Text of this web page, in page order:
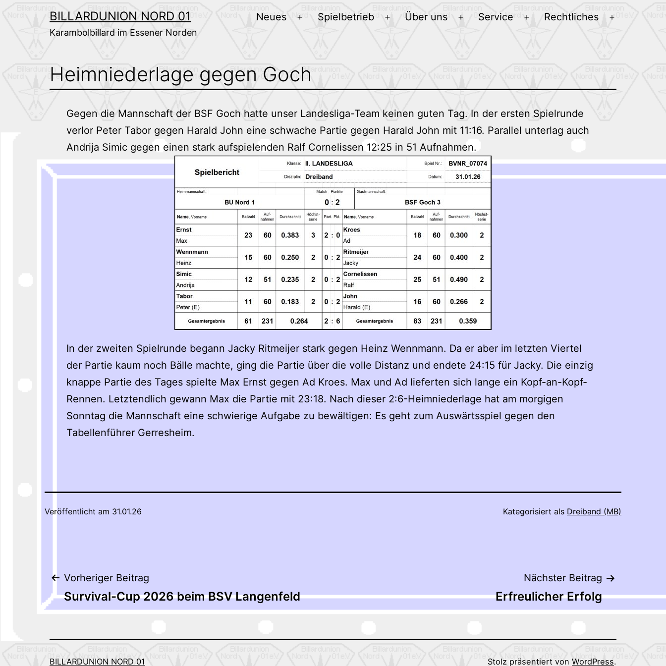
BILLARDUNION NORD 01
Karambolbillard im Essener Norden
Neues
Menü
Spielbetrieb
Menü
Über uns
Menü
Service
Menü
Rechtliches
Heimniederlage gegen Goch
Gegen die Mannschaft der BSF Goch hatte unser Landesliga-Team keinen guten Tag. In der ersten Spielrunde
verlor Peter Tabor gegen Harald John eine schwache Partie gegen Harald John mit 11:16. Parallel unterlag auch
Andrija Simic gegen einen stark aufspielenden Ralf Cornelissen 12:25 in 51 Aufnahmen.
In der zweiten Spielrunde begann Jacky Ritmeijer stark gegen Heinz Wennmann. Da er aber im letzten Viertel
der Partie kaum noch Bälle machte, ging die Partie über die volle Distanz und endete 24:15 für Jacky. Die einzig
knappe Partie des Tages spielte Max Ernst gegen Ad Kroes. Max und Ad lieferten sich lange ein Kopf-an-Kopf-
Rennen. Letztendlich gewann Max die Partie mit 23:18. Nach dieser 2:6-Heimniederlage hat am morgigen
Sonntag die Mannschaft eine schwierige Aufgabe zu bewältigen: Es geht zum Auswärtsspiel gegen den
Tabellenführer Gerresheim.
Veröffentlicht am 31.01.26 Kategorisiert als Dreiband (MB)
Beitragsnavigation
Vorheriger Beitrag
Survival-Cup 2026 beim BSV Langenfeld
Nächster Beitrag
Erfreulicher Erfolg
BILLARDUNION NORD 01 Stolz präsentiert von WordPress.